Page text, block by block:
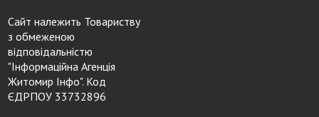
Сайт належить Товариству
з обмеженою
відповідальністю
"Інформаційна Агенція
Житомир Інфо". Код
ЄДРПОУ 33732896